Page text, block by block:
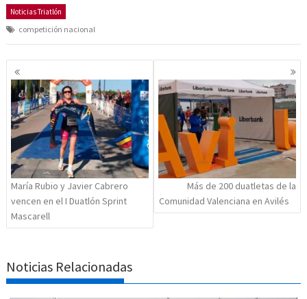
Noticias Triatlón
competición nacional
Navegación
de
entradas
María Rubio y Javier Cabrero
vencen en el I Duatlón Sprint
Mascarell
Más de 200 duatletas de la
Comunidad Valenciana en Avilés
Noticias Relacionadas